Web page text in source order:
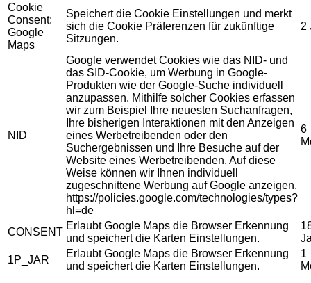
Cookie
Consent:
Google
Maps
Speichert die Cookie Einstellungen und merkt
sich die Cookie Präferenzen für zukünftige
Sitzungen.
2
NID
Google verwendet Cookies wie das NID- und
das SID-Cookie, um Werbung in Google-
Produkten wie der Google-Suche individuell
anzupassen. Mithilfe solcher Cookies erfassen
wir zum Beispiel Ihre neuesten Suchanfragen,
Ihre bisherigen Interaktionen mit den Anzeigen
eines Werbetreibenden oder den
Suchergebnissen und Ihre Besuche auf der
Website eines Werbetreibenden. Auf diese
Weise können wir Ihnen individuell
zugeschnittene Werbung auf Google anzeigen.
https://policies.google.com/technologies/types?
hl=de
6
CONSENT
Erlaubt Google Maps die Browser Erkennung
und speichert die Karten Einstellungen.
1P_JAR
Erlaubt Google Maps die Browser Erkennung
und speichert die Karten Einstellungen.
1